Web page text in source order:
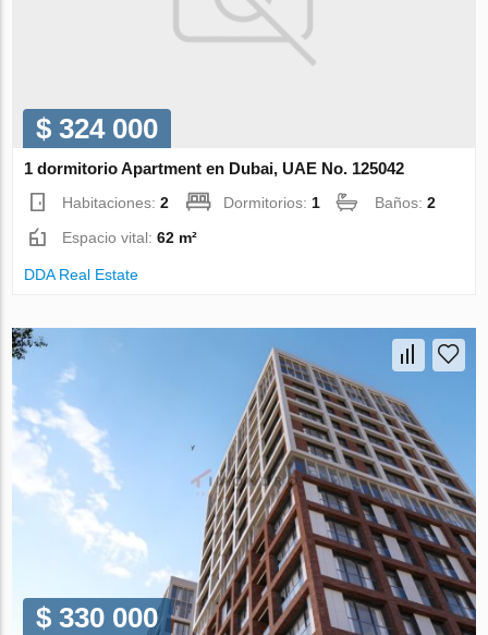
$ 324 000
1 dormitorio Apartment en Dubai, UAE No. 125042
Habitaciones:2 Dormitorios:1 Baños:2
Espacio vital:62 m²
DDA Real Estate
$ 330 000